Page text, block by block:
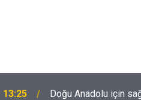
13:25 Doğu Anadolu için